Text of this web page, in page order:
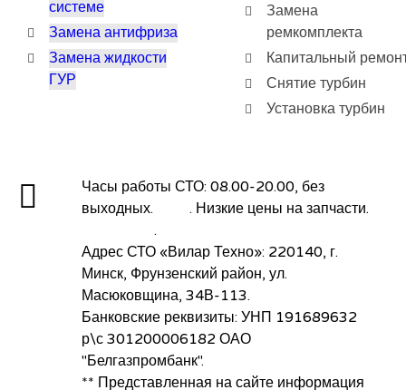
системе
Замена антифриза
Замена жидкости
ГУР
Замена
ремкомплекта
Капитальный
Снятие турбин
Установка турбин
Часы работы СТО: 08.00-20.00, без
выходных.
. Низкие цены на запчасти.
.
Адрес СТО «Вилар Техно»: 220140, г.
Минск, Фрунзенский район, ул.
Масюковщина, 34В-113.
Банковские реквизиты: УНП 191689632
р\с 301200006182 ОАО
"Белгазпромбанк".
** Представленная на сайте информация